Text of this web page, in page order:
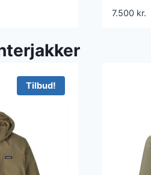
7.500 kr.
Tilbud!